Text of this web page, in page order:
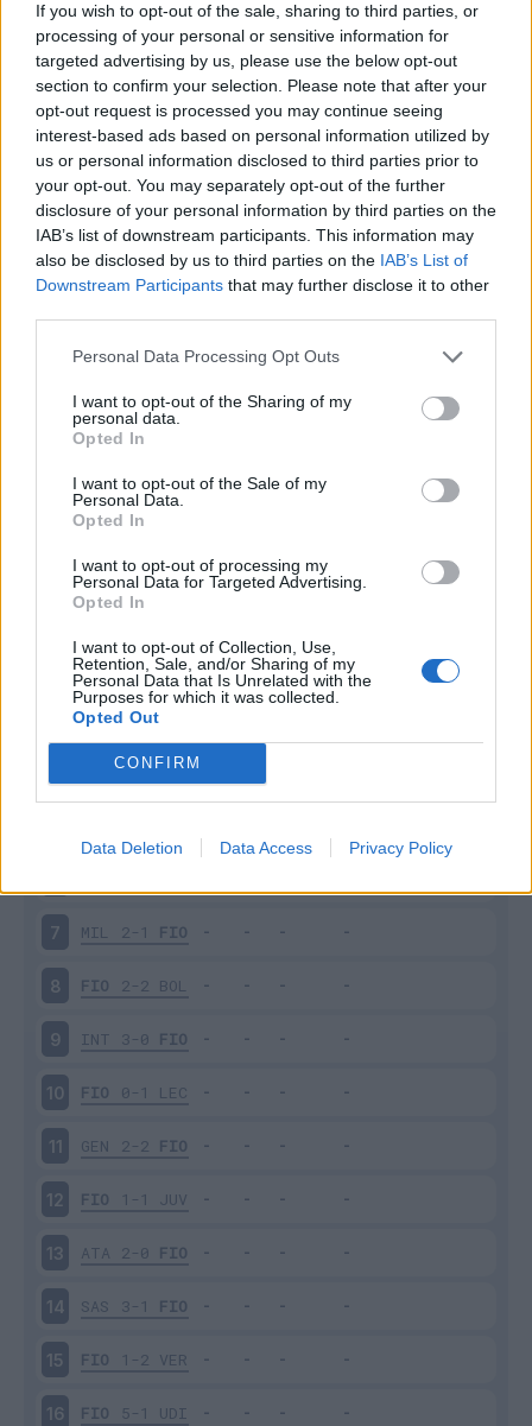
If you wish to opt-out of the sale, sharing to third parties, or
processing of your personal or sensitive information for
targeted advertising by us, please use the below opt-out
section to confirm your selection. Please note that after your
opt-out request is processed you may continue seeing
interest-based ads based on personal information utilized by
us or personal information disclosed to third parties prior to
your opt-out. You may separately opt-out of the further
disclosure of your personal information by third parties on the
IAB’s list of downstream participants. This information may
also be disclosed by us to third parties on the IAB’s List of
Downstream Participants that may further disclose it to other
Personal Data Processing Opt Outs
I want to opt-out of the Sharing of my
personal data.
Opted In
I want to opt-out of the Sale of my
Personal Data.
Opted In
I want to opt-out of processing my
Personal Data for Targeted Advertising.
Opted In
I want to opt-out of Collection, Use,
Retention, Sale, and/or Sharing of my
Personal Data that Is Unrelated with the
Purposes for which it was collected.
Opted Out
CONFIRM
Data Deletion Data Access Privacy Policy
Riepilogo stagione
Titolare 0 - 0%
Entrato 1 - 2%
Squalificato 0 - 0%
%
Inutilizzato 37 - 97%
Scarica riepilogo
stagionale
Scarica
Giornata VotoFVEntrato Uscito Bonus/Malus
CAG 1-1
TOR 0-0 FIO
FIO 1-3
1-2 COM
7 MIL 2-1 FIO
8 FIO 2-2 BOL
9 INT 3-0 FIO
10 FIO 0-1 LEC
11 GEN 2-2 FIO
12 FIO 1-1 JUV
13 ATA 2-0 FIO
14 SAS 3-1 FIO
15 FIO 1-2 VER
16 FIO 5-1 UDI